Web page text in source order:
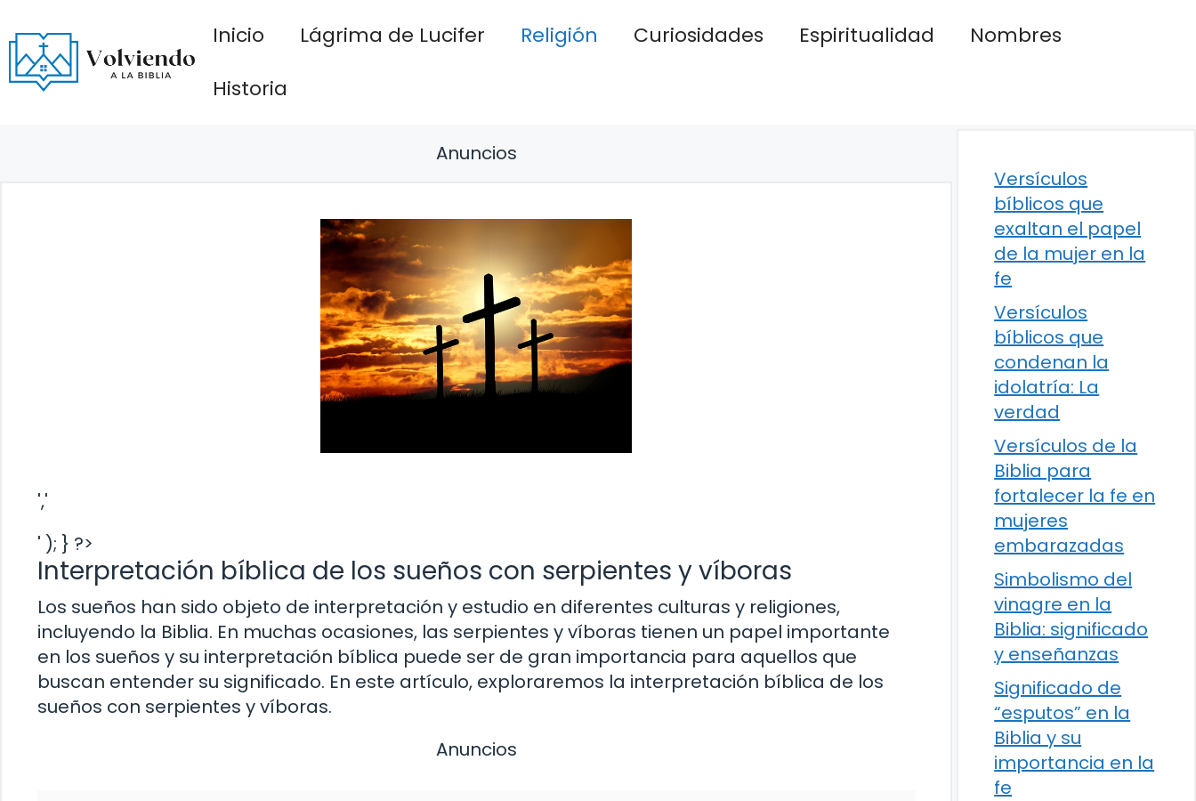
al
contenido
Inicio Lágrima de Lucifer Religión Curiosidades Espiritualidad
Nombres
Historia
Anuncios
','
' ); } ?>
Interpretación bíblica de los sueños con serpientes y víboras
Los sueños han sido objeto de interpretación y estudio en diferentes culturas y religiones,
incluyendo la Biblia. En muchas ocasiones, las serpientes y víboras tienen un papel importante
en los sueños y su interpretación bíblica puede ser de gran importancia para aquellos que
buscan entender su significado. En este artículo, exploraremos la interpretación bíblica de los
sueños con serpientes y víboras.
Anuncios
Versículos
bíblicos que
exaltan el papel
de la mujer en la
fe
Versículos
bíblicos que
condenan la
idolatría: La
verdad
Versículos de la
Biblia para
fortalecer la fe en
mujeres
embarazadas
Simbolismo del
vinagre en la
Biblia: significado
y enseñanzas
Significado de
“esputos” en la
Biblia y su
importancia en la
fe